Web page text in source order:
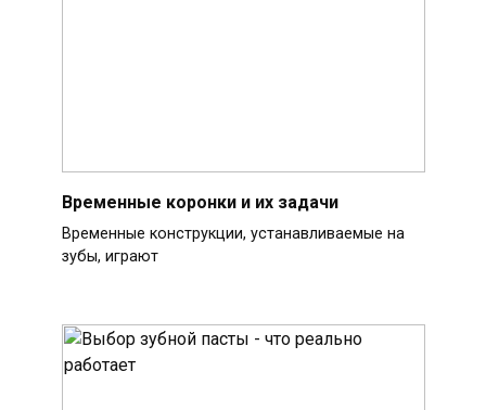
Временные коронки и их задачи
Временные конструкции, устанавливаемые на
зубы, играют